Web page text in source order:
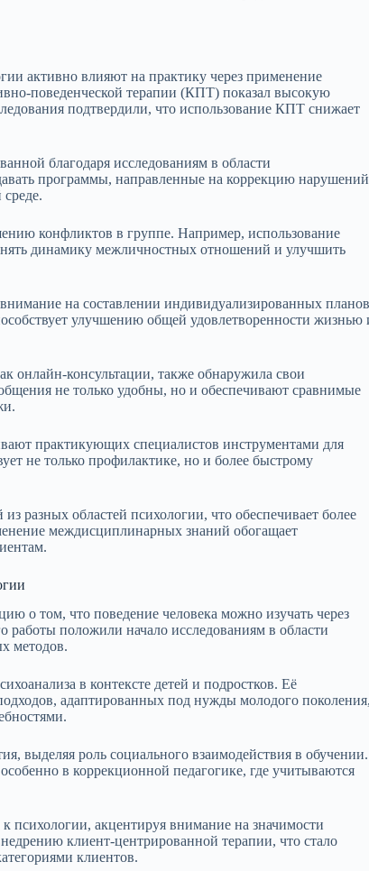
активно влияют на практику через применение
поведенческой терапии (КПТ) показал высокую
подтвердили, что использование КПТ снижает
благодаря исследованиям в области
программы, направленные на коррекцию нарушений
конфликтов в группе. Например, использование
динамику межличностных отношений и улучшить
на составлении индивидуализированных планов
улучшению общей удовлетворенности жизнью
онлайн-консультации, также обнаружила свои
не только удобны, но и обеспечивают сравнимые
практикующих специалистов инструментами для
не только профилактике, но и более быстрому
разных областей психологии, что обеспечивает более
междисциплинарных знаний обогащает
о том, что поведение человека можно изучать через
положили начало исследованиям в области
методов.
в контексте детей и подростков. Её
адаптированных под нужды молодого поколения,
выделяя роль социального взаимодействия в обучении.
в коррекционной педагогике, где учитываются
психологии, акцентируя внимание на значимости
клиент-центрированной терапии, что стало
клиентов.